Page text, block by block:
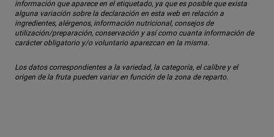
información que aparece en el etiquetado, ya que es posible que exista
alguna variación sobre la declaración en esta web en relación a
ingredientes, alérgenos, información nutricional, consejos de
utilización/preparación, conservación y así como cuanta información de
carácter obligatorio y/o voluntario aparezcan en la misma.
Los datos correspondientes a la variedad, la categoría, el calibre y el
origen de la fruta pueden variar en función de la zona de reparto.